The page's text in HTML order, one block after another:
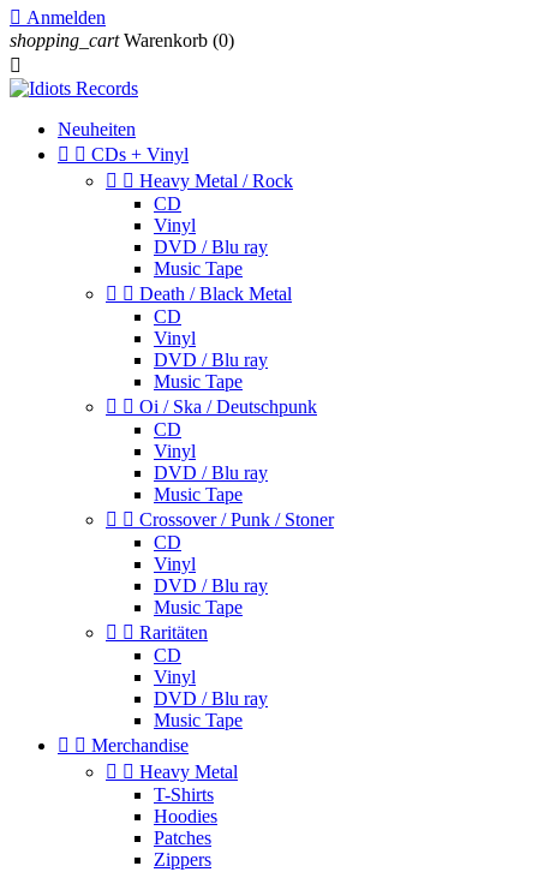
 Anmelden
shopping_cart Warenkorb (0)

Neuheiten
  CDs + Vinyl
  Heavy Metal / Rock
CD
Vinyl
DVD / Blu ray
Music Tape
  Death / Black Metal
CD
Vinyl
DVD / Blu ray
Music Tape
  Oi / Ska / Deutschpunk
CD
Vinyl
DVD / Blu ray
Music Tape
  Crossover / Punk / Stoner
CD
Vinyl
DVD / Blu ray
Music Tape
  Raritäten
CD
Vinyl
DVD / Blu ray
Music Tape
  Merchandise
  Heavy Metal
T-Shirts
Hoodies
Patches
Zippers